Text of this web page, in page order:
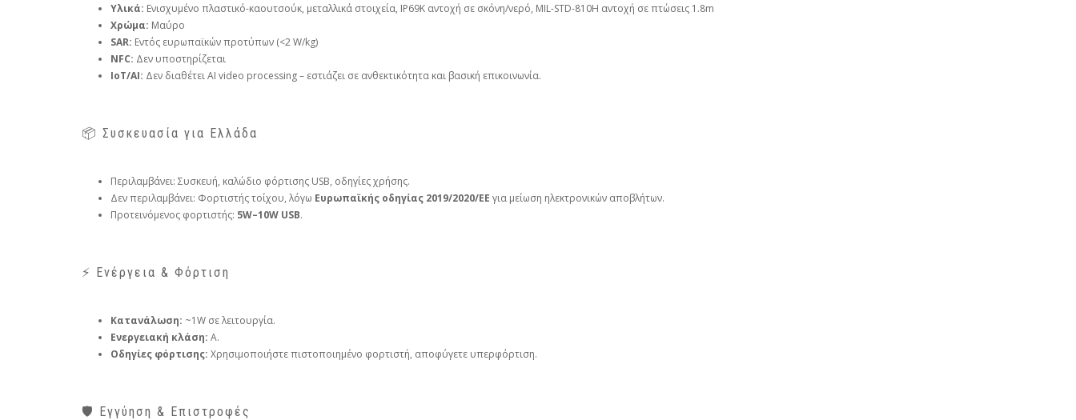
Υλικά: Ενισχυμένο πλαστικό-καουτσούκ, μεταλλικά στοιχεία, IP69K αντοχή σε σκόνη/νερό, MIL-STD-810H αντοχή σε πτώσεις 1.8m
Χρώμα: Μαύρο
SAR: Εντός ευρωπαϊκών προτύπων (<2 W/kg)
NFC: Δεν υποστηρίζεται
IoT/AI: Δεν διαθέτει AI video processing – εστιάζει σε ανθεκτικότητα και βασική επικοινωνία.
📦 Συσκευασία για Ελλάδα
Περιλαμβάνει: Συσκευή, καλώδιο φόρτισης USB, οδηγίες χρήσης.
Δεν περιλαμβάνει: Φορτιστής τοίχου, λόγω Ευρωπαϊκής οδηγίας 2019/2020/ΕΕ για μείωση ηλεκτρονικών αποβλήτων.
Προτεινόμενος φορτιστής: 5W–10W USB.
⚡ Ενέργεια & Φόρτιση
Κατανάλωση: ~1W σε λειτουργία.
Ενεργειακή κλάση: Α.
Οδηγίες φόρτισης: Χρησιμοποιήστε πιστοποιημένο φορτιστή, αποφύγετε υπερφόρτιση.
🛡️ Εγγύηση & Επιστροφές